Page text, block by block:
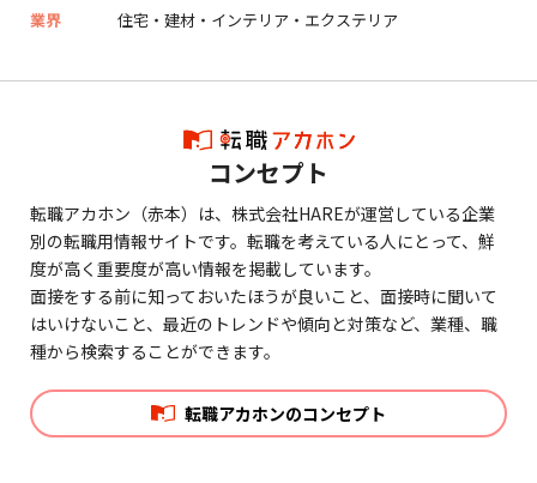
業界
住宅・建材・インテリア・エクステリア
コンセプト
転職アカホン（赤本）は、株式会社HAREが運営している企業
別の転職用情報サイトです。転職を考えている人にとって、鮮
度が高く重要度が高い情報を掲載しています。
面接をする前に知っておいたほうが良いこと、面接時に聞いて
はいけないこと、最近のトレンドや傾向と対策など、業種、職
種から検索することができます。
転職アカホンのコンセプト